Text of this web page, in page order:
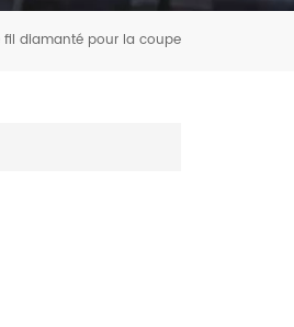
fil diamanté pour la coupe